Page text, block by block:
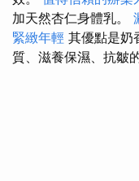
加天然杏仁身體乳。
緊緻年輕 其優點是奶
質、滋養保濕、抗皺